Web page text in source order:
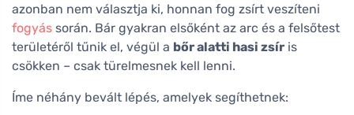
azonban nem választja ki, honnan fog zsírt veszíteni
fogyás során. Bár gyakran elsőként az arc és a felsőtest
területéről tűnik el, végül a bőr alatti hasi zsír is
csökken – csak türelmesnek kell lenni.
Íme néhány bevált lépés, amelyek segíthetnek: